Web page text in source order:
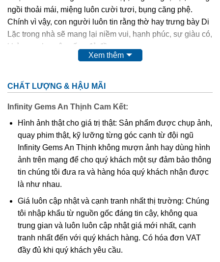
ngồi thoải mái, miệng luôn cười tươi, bụng căng phệ.
Chính vì vậy, con người luôn tin rằng thờ hay trưng bày Di
Lặc trong nhà sẽ mang lại niềm vui, hạnh phúc, sự giàu có,
khỏe mạnh, cuộc sống đủ đầy.
nghệ nhân điêu khắc nên Ngài cũng quý và sang không
kém như: các loại gỗ quý, đá quý,…
công ty, nơi công cộng thì hình ảnh Ngài cũng được điêu
khắc tinh xảo trên nền mặt dây chuyền. Điều này giúp
chúng ta có thể mang Phật bên mình mọi lúc mọi nơi để
phù hộ độ trì,…Và mặt dây chuyềnPhật Di Lặccũng được
nhiều tín đồ kể cả tín ngưỡng Phật hay không tín ngưỡng
đều ưa chuộng.
Xem thêm
CHẤT LƯỢNG & HẬU MÃI
Infinity Gems An Thịnh Cam Kết:
Hình ảnh thật cho giá trị thật: Sản phẩm được chụp ảnh,
quay phim thật, kỹ lưỡng từng góc cạnh từ đội ngũ
Infinity Gems An Thịnh không mượn ảnh hay dùng hình
ảnh trên mạng để cho quý khách một sự đảm bảo thông
tin chúng tôi đưa ra và hàng hóa quý khách nhận được
là như nhau.
Giá luôn cập nhật và cạnh tranh nhất thị trường: Chúng
tôi nhập khẩu từ nguồn gốc đáng tin cậy, không qua
trung gian và luôn luôn cập nhật giá mới nhất, cạnh
tranh nhất đến với quý khách hàng. Có hóa đơn VAT
đầy đủ khi quý khách yêu cầu.